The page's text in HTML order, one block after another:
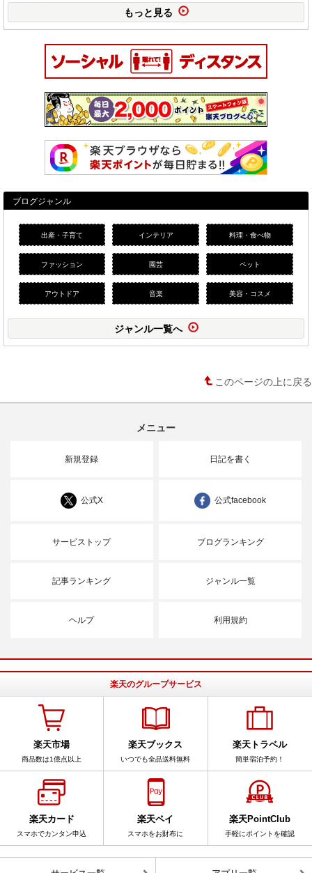
もっと見る
ブログジャンル
出産・子育て インテリア 料理・食べ物
ファッション 園芸 ペット
アウトドア 音楽 美容・コスメ
ジャンル一覧へ
このページの上に戻る
メニュー
新規登録 日記を書く
公式X 公式facebook
サービストップ ブログランキング
記事ランキング ジャンル一覧
ヘルプ 利用規約
楽天のグループサービス
楽天市場
商品数は1億点以上
楽天ブックス
いつでも全品送料無料
楽天トラベル
簡単宿泊予約！
楽天カード
スマホでカンタン申込
楽天ペイ
スマホをお財布に
楽天PointClub
手軽にポイントを確認